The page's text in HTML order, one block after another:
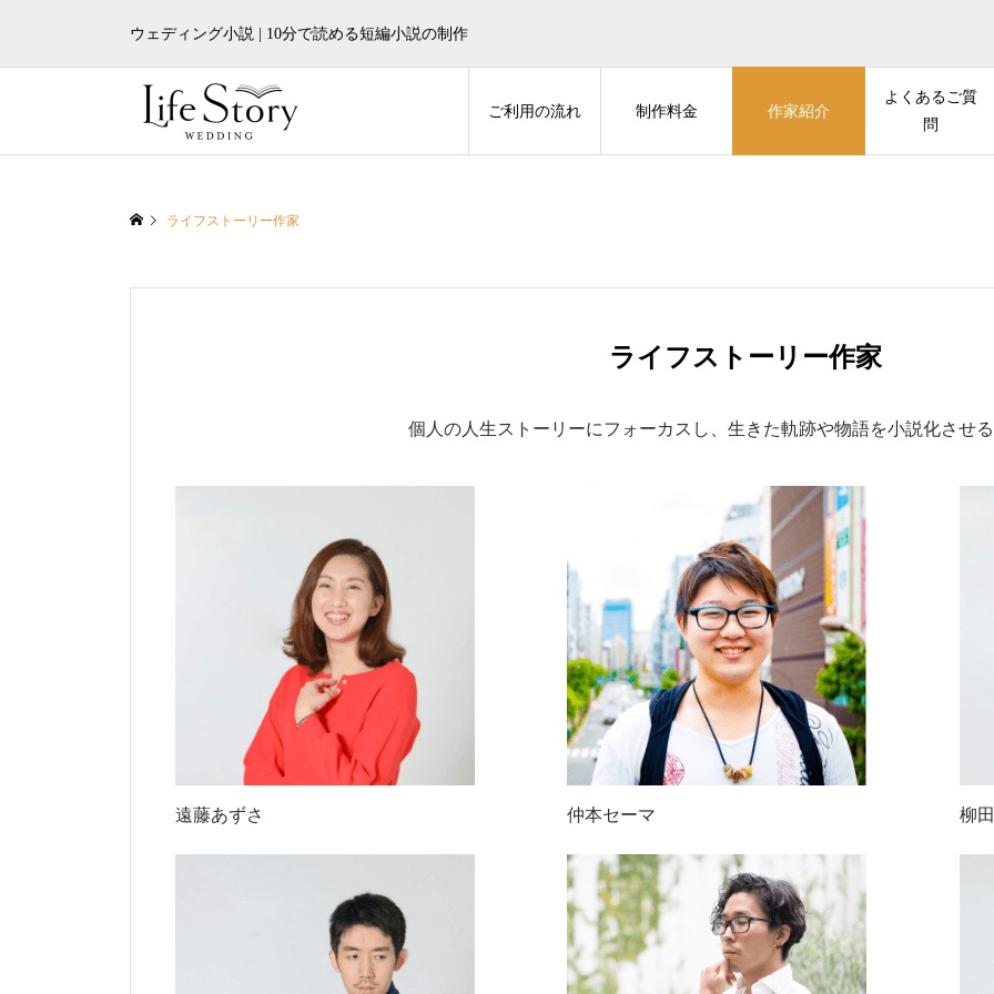
ウェディング小説 | 10分で読める短編小説の制作
ご利用の流れ 制作料金 作家紹介
よくあるご質
問
ライフストーリー作家
ライフストーリー作家
個人の人生ストーリーにフォーカスし、生きた軌跡や物語を小説化させ
遠藤あずさ 仲本セーマ 柳